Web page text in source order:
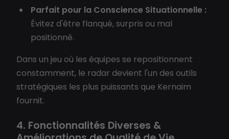
Parfait pour la Conscience Situationnelle :
Évitez d'être flanqué, surpris ou mal
positionné.
Dans un jeu où les équipes se repositionnent
constamment, le radar devient l'un des outils
stratégiques les plus puissants que Kernaim
fournit.
4. Fonctionnalités Diverses &